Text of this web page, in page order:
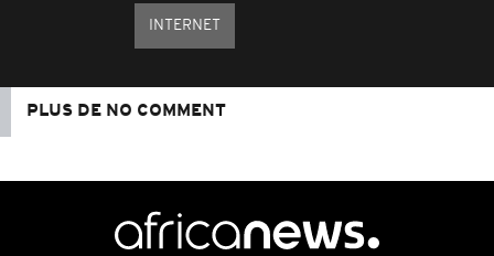
INTERNET
PLUS DE NO COMMENT